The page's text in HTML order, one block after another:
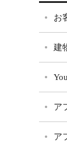
お
建
ア
ア